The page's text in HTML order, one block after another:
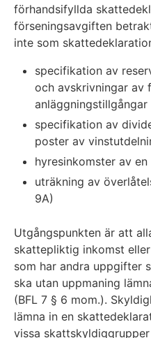
förhandsifyllda
förseningsavgiften
inte som
specifikation av
och avskrivningar av
anläggningstillgångar
specifikation av
poster av
hyresinkomster av
uträkning av
9A)
Utgångspunkten är att
skattepliktig inkomst
som har andra uppgifter
ska utan uppmaning
(BFL 7 § 6 mom.).
lämna in en
vissa